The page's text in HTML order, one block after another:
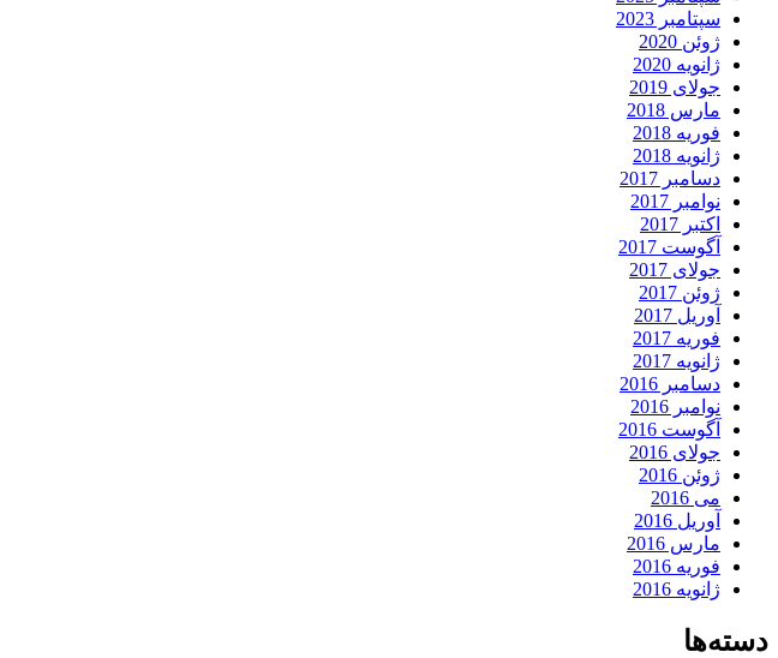
سپتامبر 2023
ژوئن 2020
ژانویه 2020
جولای 2019
مارس 2018
فوریه 2018
ژانویه 2018
دسامبر 2017
نوامبر 2017
اکتبر 2017
آگوست 2017
جولای 2017
ژوئن 2017
آوریل 2017
فوریه 2017
ژانویه 2017
دسامبر 2016
نوامبر 2016
آگوست 2016
جولای 2016
ژوئن 2016
می 2016
آوریل 2016
مارس 2016
فوریه 2016
ژانویه 2016
دسته‌ها